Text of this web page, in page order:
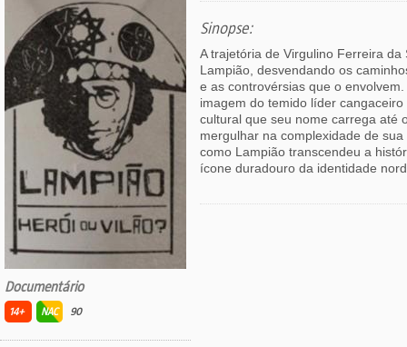
Documentário
14+ NAC 90
Sinopse:
A trajetória de Virgulino Ferreira da
Lampião, desvendando os
e as controvérsias que o
imagem do temido líder
cultural que seu nome carrega até
mergulhar na complexidade de
como Lampião transcendeu a
ícone duradouro da identidade